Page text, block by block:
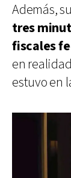
Además,
tres
fiscales
en
estuvo en